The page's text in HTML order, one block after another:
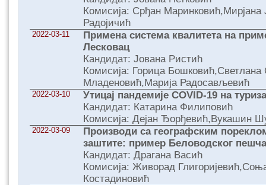
Комисија: Срђан Маринковић,Мирјана
Радојичић
2022-03-11
Примена система квалитета на
Лесковац
Кандидат: Јована Ристић
Комисија: Горица Бошковић,Светлана
Младеновић,Марија Радосављевић
2022-03-10
Утицај пандемије COVID-19 на
Кандидат: Катарина Филиповић
Комисија: Дејан Ђорђевић,Вукашин
2022-03-09
Производи са географским
заштите: пример Беловодског
Кандидат: Драгана Васић
Комисија: Живорад
Костадиновић